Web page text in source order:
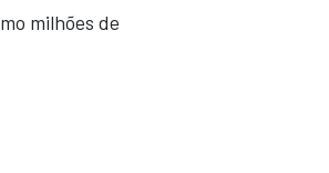
milhões de
DESABA NA AVENIDA COMANDANTE
NÃO VERIFICOU VERACIDADE DAS OSSADAS